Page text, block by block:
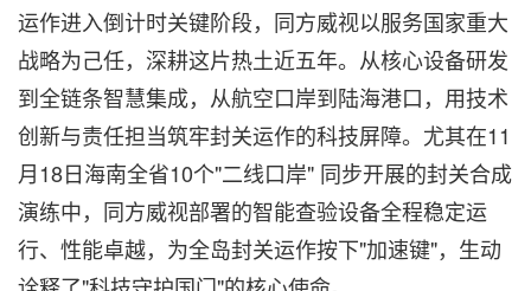
运作进入倒计时关键阶段，同方威视以服务国家重大
战略为己任，深耕这片热土近五年。从核心设备研发
到全链条智慧集成，从航空口岸到陆海港口，用技术
创新与责任担当筑牢封关运作的科技屏障。尤其在11
月18日海南全省10个"二线口岸" 同步开展的封关合成
演练中，同方威视部署的智能查验设备全程稳定运
行、性能卓越，为全岛封关运作按下"加速键"，生动